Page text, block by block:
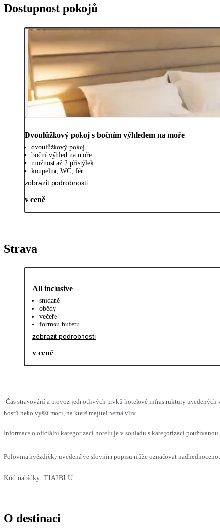
Dostupnost pokojů
Dvoulůžkový pokoj s bočním výhledem na moře
dvoulůžkový pokoj
boční výhled na moře
možnost až 2 přistýlek
koupelna, WC, fén
zobrazit podrobnosti
v ceně
Strava
All inclusive
snídaně
obědy
večeře
formou bufetu
zobrazit podrobnosti
v ceně
Čas stravování a provoz jednotlivých prvků hotelové infrastruktury uvedených
hostů nebo vyšší moci, na které majitel nemá vliv.
Informace o oficiální kategorizaci hotelu je v souladu s kategorizací
Polovina hvězdičky uvedená ve slovním popisu může označovat
Kód nabídky: TIA2BLU
O destinaci